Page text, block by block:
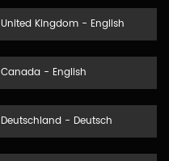
United Kingdom - English
Canada - English
Deutschland - Deutsch